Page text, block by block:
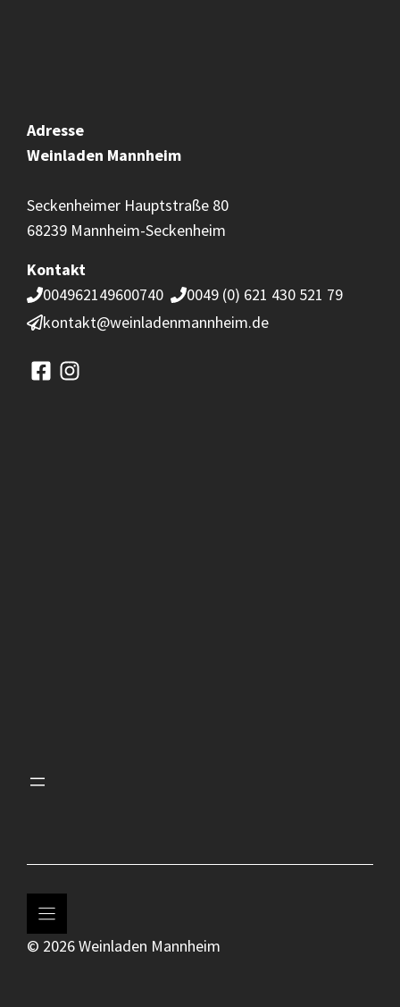
Adresse
Weinladen Mannheim
Seckenheimer Hauptstraße 80
68239 Mannheim-Seckenheim
Kontakt
004962149600740
0049 (0) 621 430 521 79
kontakt@weinladenmannheim.de
© 2026 Weinladen Mannheim